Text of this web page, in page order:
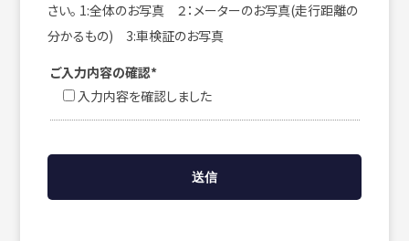
さい。 1:全体のお写真 ２：メーターのお写真(走行距離の
分かるもの) 3:車検証のお写真
ご入力内容の確認*
入力内容を確認しました